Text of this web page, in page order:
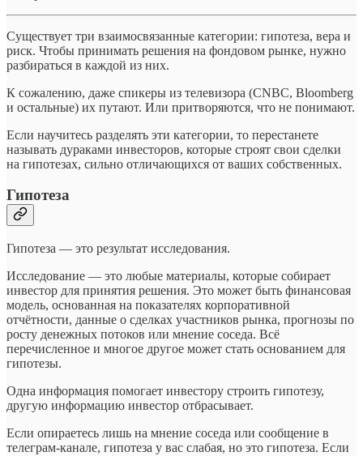
Существует три взаимосвязанные категории: гипотеза, вера и
риск. Чтобы принимать решения на фондовом рынке, нужно
разбираться в каждой из них.
К сожалению, даже спикеры из телевизора (CNBC, Bloomberg
и остальные) их путают. Или притворяются, что не понимают.
Если научитесь разделять эти категории, то перестанете
называть дураками инвесторов, которые строят свои сделки
на гипотезах, сильно отличающихся от ваших собственных.
Гипотеза
Гипотеза — это результат исследования.
Исследование — это любые материалы, которые собирает
инвестор для принятия решения. Это может быть финансовая
модель, основанная на показателях корпоративной
отчётности, данные о сделках участников рынка, прогнозы по
росту денежных потоков или мнение соседа. Всё
перечисленное и многое другое может стать основанием для
гипотезы.
Одна информация помогает инвестору строить гипотезу,
другую информацию инвестор отбрасывает.
Если опираетесь лишь на мнение соседа или сообщение в
телеграм-канале, гипотеза у вас слабая, но это гипотеза. Если